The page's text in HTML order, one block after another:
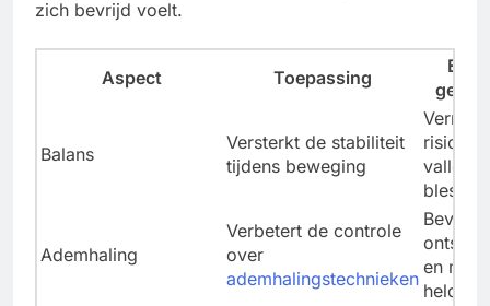
zich bevrijd voelt.
Aspect Toepassing
Balans
Versterkt de stabiliteit
tijdens beweging
risico
vallen
Ademhaling
Verbetert de controle
over
ademhalingstechnieken
en